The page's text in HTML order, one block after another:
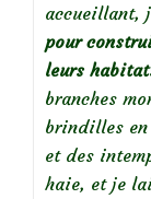
accueillant,
pour
leurs
branches
brindilles
et des
haie, et je